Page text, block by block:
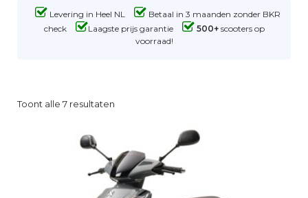
Levering in Heel NL
Betaal in 3 maanden zonder BKR
check
Laagste prijs garantie 500+scooters op
voorraad!
Toont alle 7 resultaten